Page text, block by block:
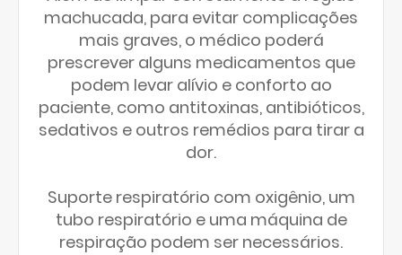
machucada, para evitar complicações
mais graves, o médico poderá
prescrever alguns medicamentos que
podem levar alívio e conforto ao
paciente, como antitoxinas, antibióticos,
sedativos e outros remédios para tirar a
dor.
Suporte respiratório com oxigênio, um
tubo respiratório e uma máquina de
respiração podem ser necessários.